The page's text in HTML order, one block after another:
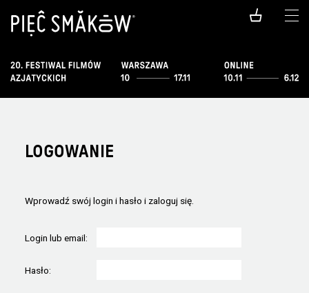
LOGOWANIE
Wprowadź swój login i hasło i zaloguj się.
Login lub email:
Hasło: